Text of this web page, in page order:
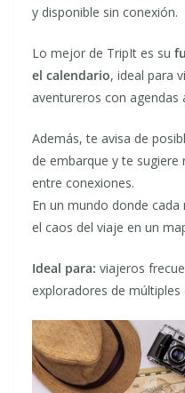
y disponible sin conexión.
Lo mejor de TripIt es su
el calendario, ideal para
aventureros con agendas
Además, te avisa de
de embarque y te
entre conexiones.
En un mundo donde
el caos del viaje en un
Ideal para: viajeros
exploradores de múltiples